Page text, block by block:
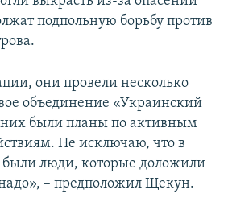
подпольную борьбу против
они провели несколько
объединение «Украинский
были планы по активным
Не исключаю, что в
люди, которые доложили
– предположил Щекун.